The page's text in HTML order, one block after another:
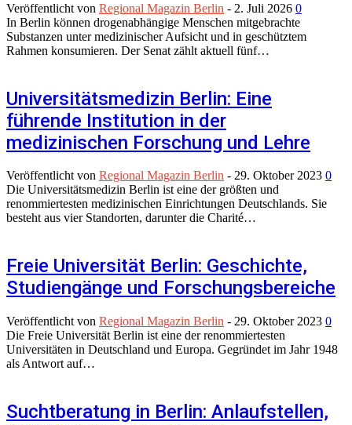
Veröffentlicht von Regional Magazin Berlin - 2. Juli 2026 0
In Berlin können drogenabhängige Menschen mitgebrachte
Substanzen unter medizinischer Aufsicht und in geschütztem
Rahmen konsumieren. Der Senat zählt aktuell fünf…
Universitätsmedizin Berlin: Eine
führende Institution in der
medizinischen Forschung und Lehre
Veröffentlicht von Regional Magazin Berlin - 29. Oktober 2023 0
Die Universitätsmedizin Berlin ist eine der größten und
renommiertesten medizinischen Einrichtungen Deutschlands. Sie
besteht aus vier Standorten, darunter die Charité…
Freie Universität Berlin: Geschichte,
Studiengänge und Forschungsbereiche
Veröffentlicht von Regional Magazin Berlin - 29. Oktober 2023 0
Die Freie Universität Berlin ist eine der renommiertesten
Universitäten in Deutschland und Europa. Gegründet im Jahr 1948
als Antwort auf…
Suchtberatung in Berlin: Anlaufstellen,